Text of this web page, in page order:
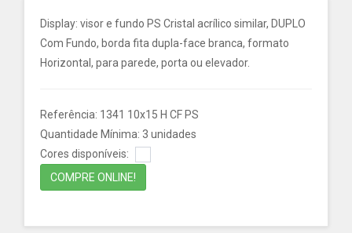
Display: visor e fundo PS Cristal acrílico similar, DUPLO
Com Fundo, borda fita dupla-face branca, formato
Horizontal, para parede, porta ou elevador.
Referência: 1341 10x15 H CF PS
Quantidade Mínima: 3 unidades
Cores disponíveis:
COMPRE ONLINE!